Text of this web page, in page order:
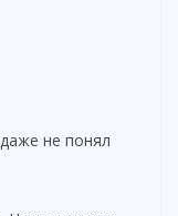
не понял